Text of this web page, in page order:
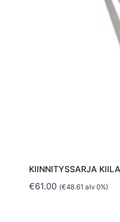
KIINNITYSSARJA
€61.00 (€48.61 alv 0%)